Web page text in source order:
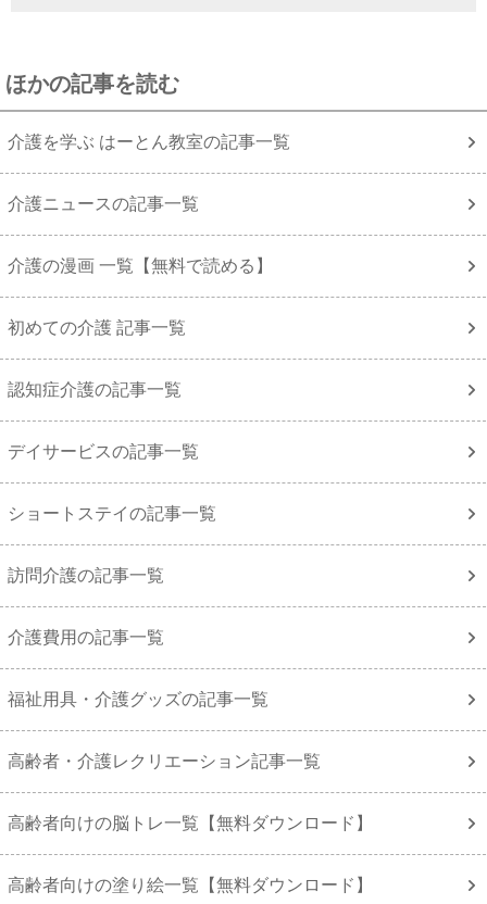
ほかの記事を読む
介護を学ぶ はーとん教室の記事一覧
介護ニュースの記事一覧
介護の漫画 一覧【無料で読める】
初めての介護 記事一覧
認知症介護の記事一覧
デイサービスの記事一覧
ショートステイの記事一覧
訪問介護の記事一覧
介護費用の記事一覧
福祉用具・介護グッズの記事一覧
高齢者・介護レクリエーション記事一覧
高齢者向けの脳トレ一覧【無料ダウンロード】
高齢者向けの塗り絵一覧【無料ダウンロード】